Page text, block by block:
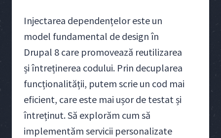
Injectarea dependențelor este un
model fundamental de design în
Drupal 8 care promovează reutilizarea
și întreținerea codului. Prin decuplarea
funcționalității, putem scrie un cod mai
eficient, care este mai ușor de testat și
întreținut. Să explorăm cum să
implementăm servicii personalizate